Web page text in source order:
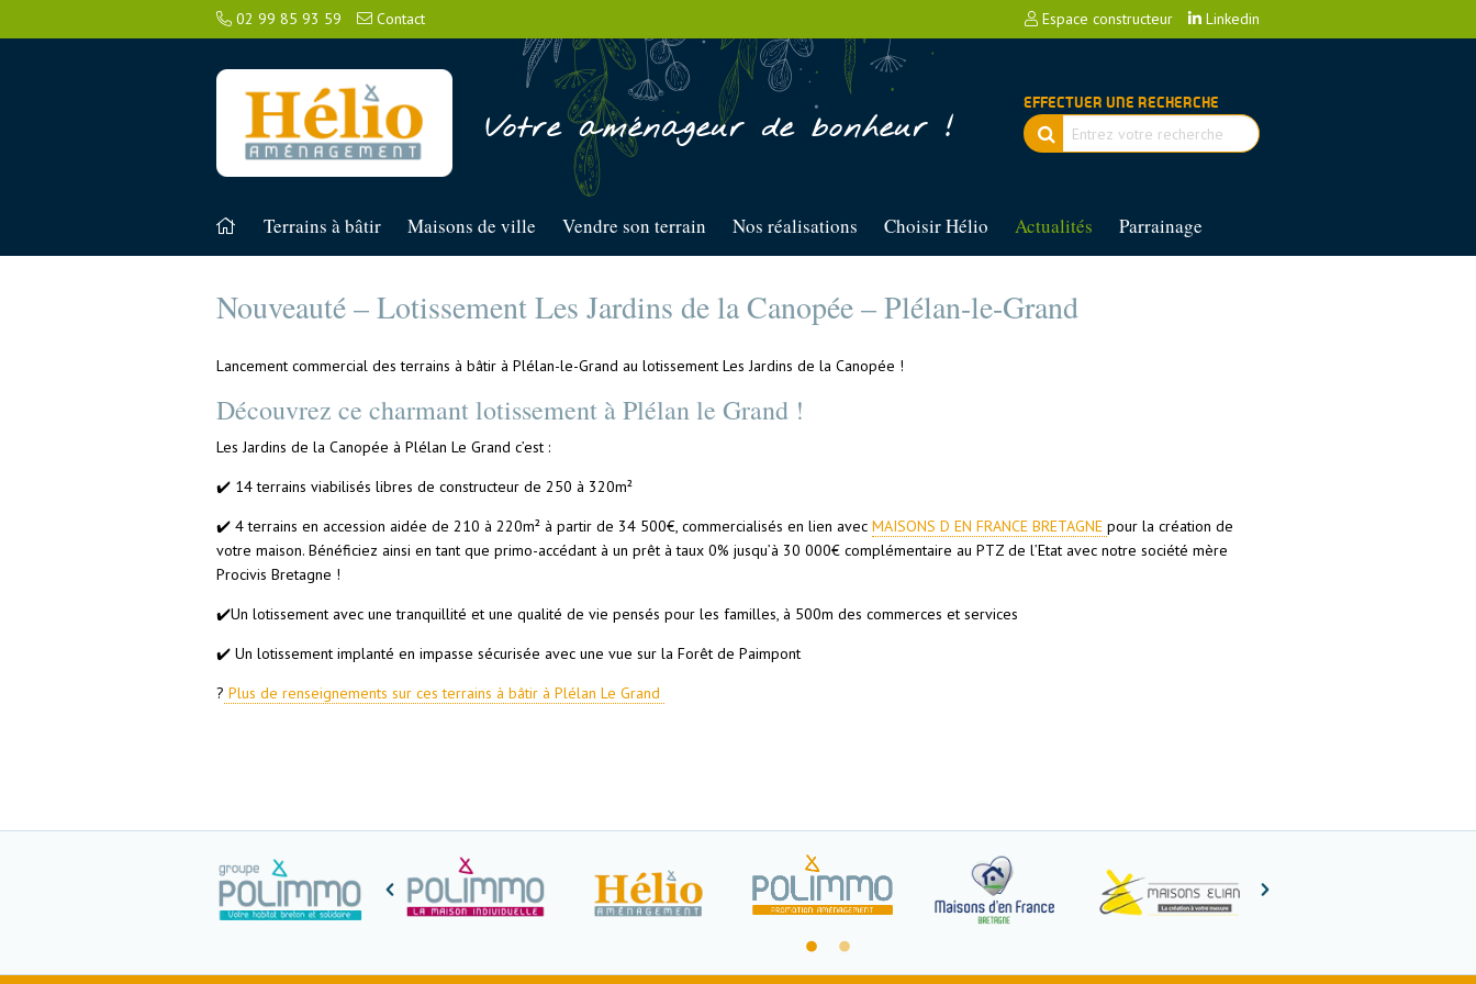
02 99 85 93 59 Contact Espace constructeur Linkedin
Votre aménageur de bonheur !
EFFECTUER UNE RECHERCHE
Terrains à bâtir Maisons de ville Vendre son terrain Nos réalisations Choisir Hélio Actualités Parrainage
Nouveauté – Lotissement Les Jardins de la Canopée – Plélan-le-Grand
Lancement commercial des terrains à bâtir à Plélan-le-Grand au lotissement Les Jardins de la Canopée !
Découvrez ce charmant lotissement à Plélan le Grand !
Les Jardins de la Canopée à Plélan Le Grand c’est :
✔️ 14 terrains viabilisés libres de constructeur de 250 à 320m²
✔️ 4 terrains en accession aidée de 210 à 220m² à partir de 34 500€, commercialisés en lien avec MAISONS D EN FRANCE BRETAGNE pour la création de
votre maison. Bénéficiez ainsi en tant que primo-accédant à un prêt à taux 0% jusqu’à 30 000€ complémentaire au PTZ de l’Etat avec notre société mère
Procivis Bretagne !
✔️Un lotissement avec une tranquillité et une qualité de vie pensés pour les familles, à 500m des commerces et services
✔️ Un lotissement implanté en impasse sécurisée avec une vue sur la Forêt de Paimpont
? Plus de renseignements sur ces terrains à bâtir à Plélan Le Grand